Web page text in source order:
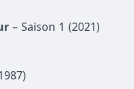
– Saison 1 (2021)